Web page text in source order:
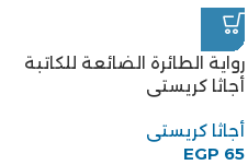
رواية الطائرة الضائعة للكاتبة
أجاثا كريستى
أجاثا كريستى
EGP 65